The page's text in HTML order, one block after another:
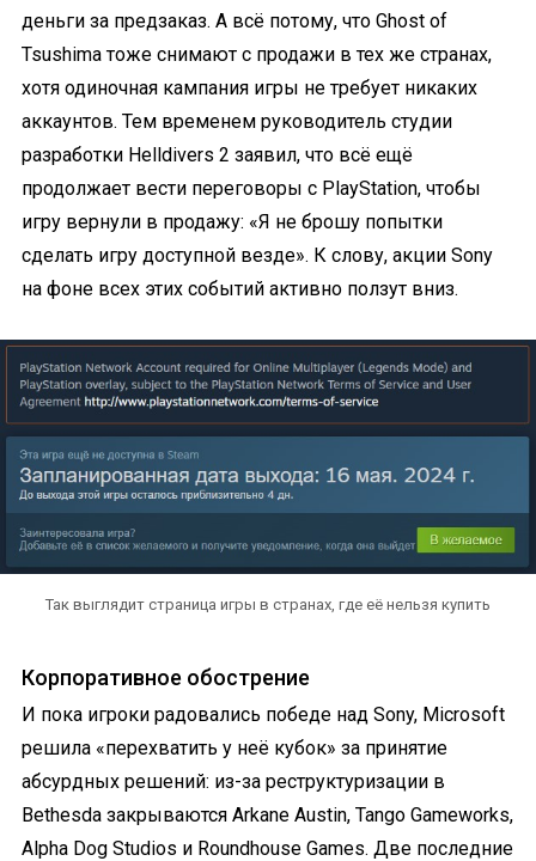
деньги за предзаказ. А всё потому, что Ghost of
Tsushima тоже снимают с продажи в тех же странах,
хотя одиночная кампания игры не требует никаких
аккаунтов. Тем временем руководитель студии
разработки Helldivers 2 заявил, что всё ещё
продолжает вести переговоры с PlayStation, чтобы
игру вернули в продажу: «Я не брошу попытки
сделать игру доступной везде». К слову, акции Sony
на фоне всех этих событий активно ползут вниз.
Так выглядит страница игры в странах, где её нельзя купить
Корпоративное обострение
И пока игроки радовались победе над Sony, Microsoft
решила «перехватить у неё кубок» за принятие
абсурдных решений: из-за реструктуризации в
Bethesda закрываются Arkane Austin, Tango Gameworks,
Alpha Dog Studios и Roundhouse Games. Две последние